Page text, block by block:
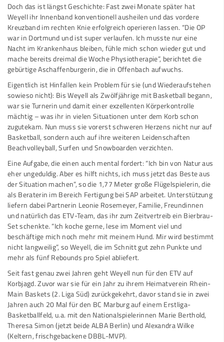
Doch das ist längst Geschichte: Fast zwei Monate später hat
Weyell ihr Innenband konventionell ausheilen und das vordere
Kreuzband im rechten Knie erfolgreich operieren lassen. “Die OP
war in Dortmund und ist super verlaufen. Ich musste nur eine
Nacht im Krankenhaus bleiben, fühle mich schon wieder gut und
mache bereits dreimal die Woche Physiotherapie”, berichtet die
gebürtige Aschaffenburgerin, die in Offenbach aufwuchs.
Eigentlich ist Hinfallen kein Problem für sie (und Wiederaufstehen
sowieso nicht): Bis Weyell als Zwölfjährige mit Basketball begann,
war sie Turnerin und damit einer exzellenten Körperkontrolle
mächtig – was ihr in vielen Situationen unter dem Korb schon
zugutekam. Nun muss sie vorerst schweren Herzens nicht nur auf
Basketball, sondern auch auf ihre weiteren Leidenschaften
Beachvolleyball, Surfen und Snowboarden verzichten.
Eine Aufgabe, die einen auch mental fordert: “Ich bin von Natur aus
eher ungeduldig. Aber es hilft nichts, ich muss jetzt das Beste aus
der Situation machen”, so die 1,77 Meter große Flügelspielerin, die
als Beraterin im Bereich Fertigung bei SAP arbeitet. Unterstützung
liefern dabei Partnerin Leonie Rosemeyer, Familie, Freundinnen
und natürlich das ETV-Team, das ihr zum Zeitvertreib ein Bierbrau-
Set schenkte. “Ich koche gerne, lese im Moment viel und
beschäftige mich noch mehr mit meinem Hund. Mir wird bestimmt
nicht langweilig”, so Weyell, die im Schnitt gut zehn Punkte und
mehr als fünf Rebounds pro Spiel abliefert.
Seit fast genau zwei Jahren geht Weyell nun für den ETV auf
Korbjagd. Zuvor war sie für ein Jahr zu ihrem Heimatverein Rhein-
Main Baskets (2. Liga Süd) zurückgekehrt, davor stand sie in zwei
Jahren auch 20 Mal für den BC Marburg auf einem Erstliga-
Basketballfeld, u.a. mit den Nationalspielerinnen Marie Berthold,
Theresa Simon (jetzt beide ALBA Berlin) und Alexandra Wilke
(Keltern, frischgebackene DBBL-MVP).